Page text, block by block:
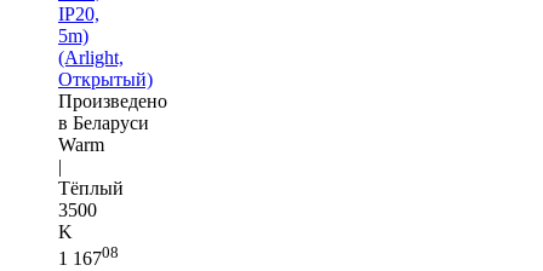
IP20,
5m)
(Arlight,
Открытый)
Произведено
в Беларуси
Warm
|
Тёплый
3500
K
1 16708